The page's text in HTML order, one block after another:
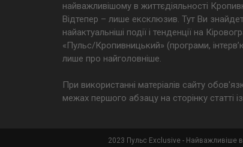
найважливішому в життєдіяльності
Відтепер – лише ексклюзив. Тут Ви
найактуальніші події і тенденції на
«Пульс/Кропивницький» (програми,
лише про найголовніше.
При використанні матеріалів сайту
межах першого абзацу на сторінку статті
2023 Пульс Exclusive - Найважливіше в